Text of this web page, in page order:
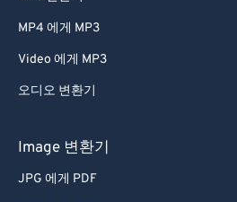
MP4 에게 MP3
Video 에게 MP3
오디오 변환기
Image 변환기
JPG 에게 PDF